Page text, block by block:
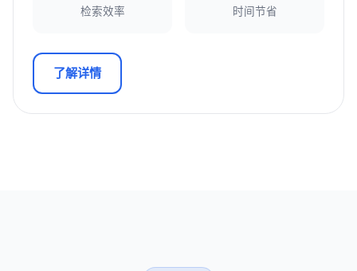
检索效率 时间节省
了解详情